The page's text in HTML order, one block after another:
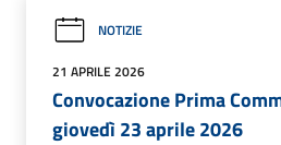
NOTIZIE
21 APRILE 2026
Convocazione Prima
giovedì 23 aprile 2026